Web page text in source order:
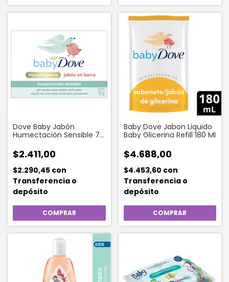
Dove Baby Jabón
Humectación Sensible 75
$2.411,00
$2.290,45 con
Transferencia o
depósito
Baby Dove Jabon Liquido
Baby Glicerina Refill 180 Ml
$4.688,00
$4.453,60 con
Transferencia o
depósito